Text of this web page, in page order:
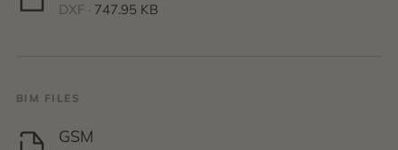
DXF · 747.95 KB
BIM FILES
GSM